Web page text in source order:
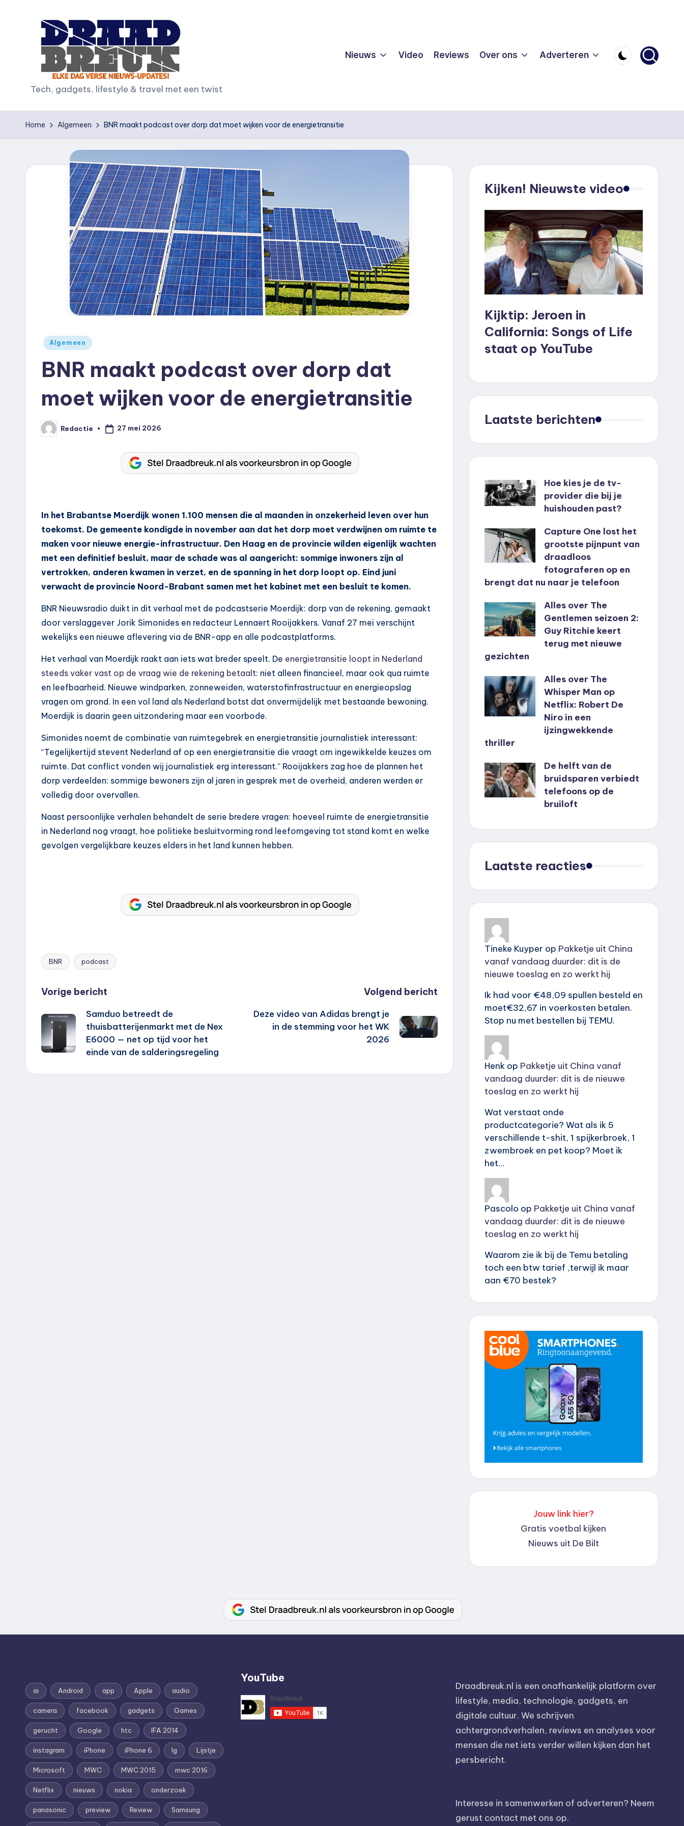
D
r
a
Tech, gadgets, lifestyle & travel met een twist
Nieuws Video Reviews Over ons Adverteren
Home Algemeen BNR maakt podcast over dorp dat moet wijken voor de energietransitie
Geplaatst
Algemeen
BNR maakt podcast over dorp dat
moet wijken voor de energietransitie
Geplaatst
door
Redactie 27 mei 2026
In het Brabantse Moerdijk wonen 1.100 mensen die al maanden in onzekerheid leven over hun
toekomst. De gemeente kondigde in november aan dat het dorp moet verdwijnen om ruimte te
maken voor nieuwe energie-infrastructuur. Den Haag en de provincie wilden eigenlijk wachten
met een definitief besluit, maar de schade was al aangericht: sommige inwoners zijn al
vertrokken, anderen kwamen in verzet, en de spanning in het dorp loopt op. Eind juni
verwacht de provincie Noord-Brabant samen met het kabinet met een besluit te komen.
BNR Nieuwsradio duikt in dit verhaal met de podcastserie Moerdijk: dorp van de rekening, gemaakt
door verslaggever Jorik Simonides en redacteur Lennaert Rooijakkers. Vanaf 27 mei verschijnt
wekelijks een nieuwe aflevering via de BNR-app en alle podcastplatforms.
Het verhaal van Moerdijk raakt aan iets wat breder speelt. De energietransitie loopt in Nederland
steeds vaker vast op de vraag wie de rekening betaalt: niet alleen financieel, maar ook qua ruimte
en leefbaarheid. Nieuwe windparken, zonneweiden, waterstofinfrastructuur en energieopslag
vragen om grond. In een vol land als Nederland botst dat onvermijdelijk met bestaande bewoning.
Moerdijk is daarin geen uitzondering maar een voorbode.
Simonides noemt de combinatie van ruimtegebrek en energietransitie journalistiek interessant:
“Tegelijkertijd stevent Nederland af op een energietransitie die vraagt om ingewikkelde keuzes om
ruimte. Dat conflict vonden wij journalistiek erg interessant.” Rooijakkers zag hoe de plannen het
dorp verdeelden: sommige bewoners zijn al jaren in gesprek met de overheid, anderen werden er
volledig door overvallen.
Naast persoonlijke verhalen behandelt de serie bredere vragen: hoeveel ruimte de energietransitie
in Nederland nog vraagt, hoe politieke besluitvorming rond leefomgeving tot stand komt en welke
gevolgen vergelijkbare keuzes elders in het land kunnen hebben.
Tags:
BNR podcast
Bericht
navigatie
Vorige bericht
Samduo betreedt de
thuisbatterijenmarkt met de Nex
E6000 — net op tijd voor het
einde van de salderingsregeling
Volgend bericht
Deze video van Adidas brengt je
in de stemming voor het WK
2026
Kijken! Nieuwste video
Kijktip: Jeroen in
California: Songs of Life
staat op YouTube
Laatste berichten
Hoe kies je de tv-
provider die bij je
huishouden past?
Capture One lost het
grootste pijnpunt van
draadloos
fotograferen op en
brengt dat nu naar je telefoon
Alles over The
Gentlemen seizoen 2:
Guy Ritchie keert
terug met nieuwe
gezichten
Alles over The
Whisper Man op
Netflix: Robert De
Niro in een
ijzingwekkende
thriller
De helft van de
bruidsparen verbiedt
telefoons op de
bruiloft
Laatste reacties
Tineke Kuyper op Pakketje uit China
vanaf vandaag duurder: dit is de
nieuwe toeslag en zo werkt hij
Ik had voor €48,09 spullen besteld en
moet€32,67 in voerkosten betalen.
Stop nu met bestellen bij TEMU.
Henkop Pakketje uit China vanaf
vandaag duurder: dit is de nieuwe
toeslag en zo werkt hij
Wat verstaat onde
productcategorie? Wat als ik 5
verschillende t-shit, 1 spijkerbroek, 1
zwembroek en pet koop? Moet ik
het…
Pascolo op Pakketje uit China vanaf
vandaag duurder: dit is de nieuwe
toeslag en zo werkt hij
Waarom zie ik bij de Temu betaling
toch een btw tarief ,terwijl ik maar
aan €70 bestek?
Jouw link hier?
Gratis voetbal kijken
Nieuws uit De Bilt
ai Android app Apple audio
camera facebook gadgets Games
gerucht Google htc IFA 2014
instagram iPhone iPhone 6 lg Lijstje
Microsoft MWC MWC 2015 mwc 2016
Netflix nieuws nokia onderzoek
panasonic preview Review Samsung
YouTube
Draadbreuk.nl is een onafhankelijk platform over
lifestyle, media, technologie, gadgets, en
digitale cultuur. We schrijven
achtergrondverhalen, reviews en analyses voor
mensen die net iets verder willen kijken dan het
persbericht.
Interesse in samenwerken of adverteren? Neem
gerust contact met ons op.